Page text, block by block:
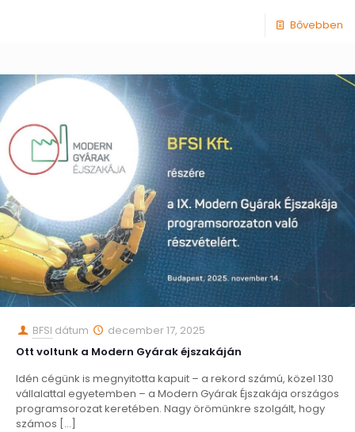
Bővebben
BFSI dátum
december 17, 2025
Ott voltunk a Modern Gyárak éjszakáján
Idén cégünk is megnyitotta kapuit – a rekord számú, közel 130
vállalattal egyetemben – a Modern Gyárak Éjszakája országos
programsorozat keretében. Nagy örömünkre szolgált, hogy
számos […]